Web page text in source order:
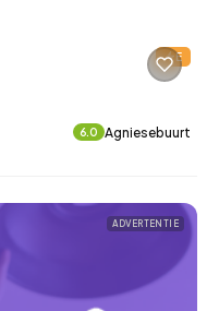
E
6.0 Agniesebuurt
ADVERTENTIE